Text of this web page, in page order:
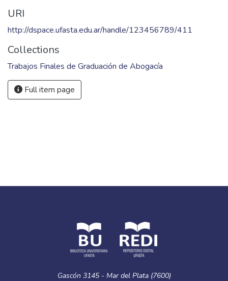
Fil: Sebastiani, Gisele Analia. Universidad FASTA. Facultad
de Ciencias Jurídicas y Sociales; Argentina.
Keywords
Fideicomiso inmobiliario
URI
http://dspace.ufasta.edu.ar/handle/123456789/411
Gascón 3145 - Mar del Plata (7600)